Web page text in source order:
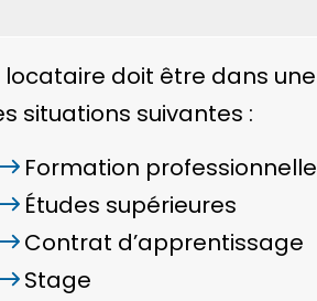
locataire doit être dans une
situations suivantes :
Formation professionnelle
Études supérieures
Contrat d’apprentissage
Stage